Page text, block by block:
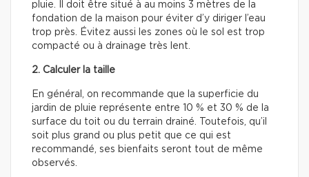
pluie. Il doit être situé à au moins 3 mètres de la
fondation de la maison pour éviter d’y diriger l’eau
trop près. Évitez aussi les zones où le sol est trop
compacté ou à drainage très lent.
2. Calculer la taille
En général, on recommande que la superficie du
jardin de pluie représente entre 10 % et 30 % de la
surface du toit ou du terrain drainé. Toutefois, qu’il
soit plus grand ou plus petit que ce qui est
recommandé, ses bienfaits seront tout de même
observés.